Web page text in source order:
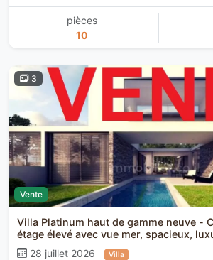
pièces
10
Vente
3
Villa Platinum haut de gamme neuve -
étage élevé avec vue mer, spacieux,
manquer !
28 juillet 2026 Villa